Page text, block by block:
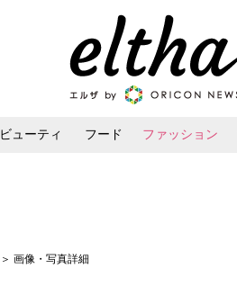
ビューティ フード ファッション
＞ 画像・写真詳細